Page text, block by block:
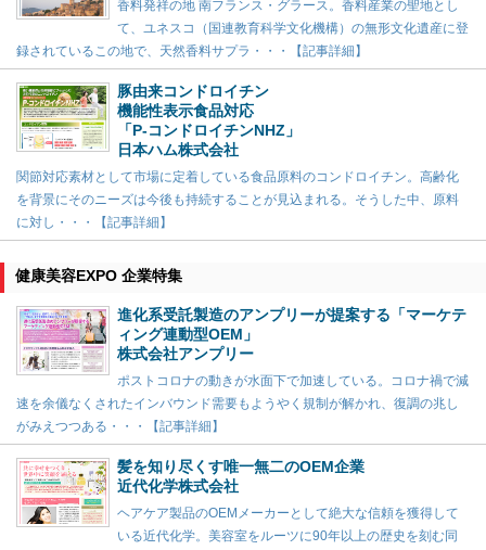
香料発祥の地 南フランス・グラース。香料産業の聖地とし
て、ユネスコ（国連教育科学文化機構）の無形文化遺産に登
録されているこの地で、天然香料サプラ・・・【記事詳細】
豚由来コンドロイチン
機能性表示食品対応
「P-コンドロイチンNHZ」
日本ハム株式会社
関節対応素材として市場に定着している食品原料のコンドロイチン。高齢化
を背景にそのニーズは今後も持続することが見込まれる。そうした中、原料
に対し・・・【記事詳細】
健康美容EXPO 企業特集
進化系受託製造のアンプリーが提案する「マーケテ
ィング連動型OEM」
株式会社アンプリー
ポストコロナの動きが水面下で加速している。コロナ禍で減
速を余儀なくされたインバウンド需要もようやく規制が解かれ、復調の兆し
がみえつつある・・・【記事詳細】
髪を知り尽くす唯一無二のOEM企業
近代化学株式会社
ヘアケア製品のOEMメーカーとして絶大な信頼を獲得して
いる近代化学。美容室をルーツに90年以上の歴史を刻む同